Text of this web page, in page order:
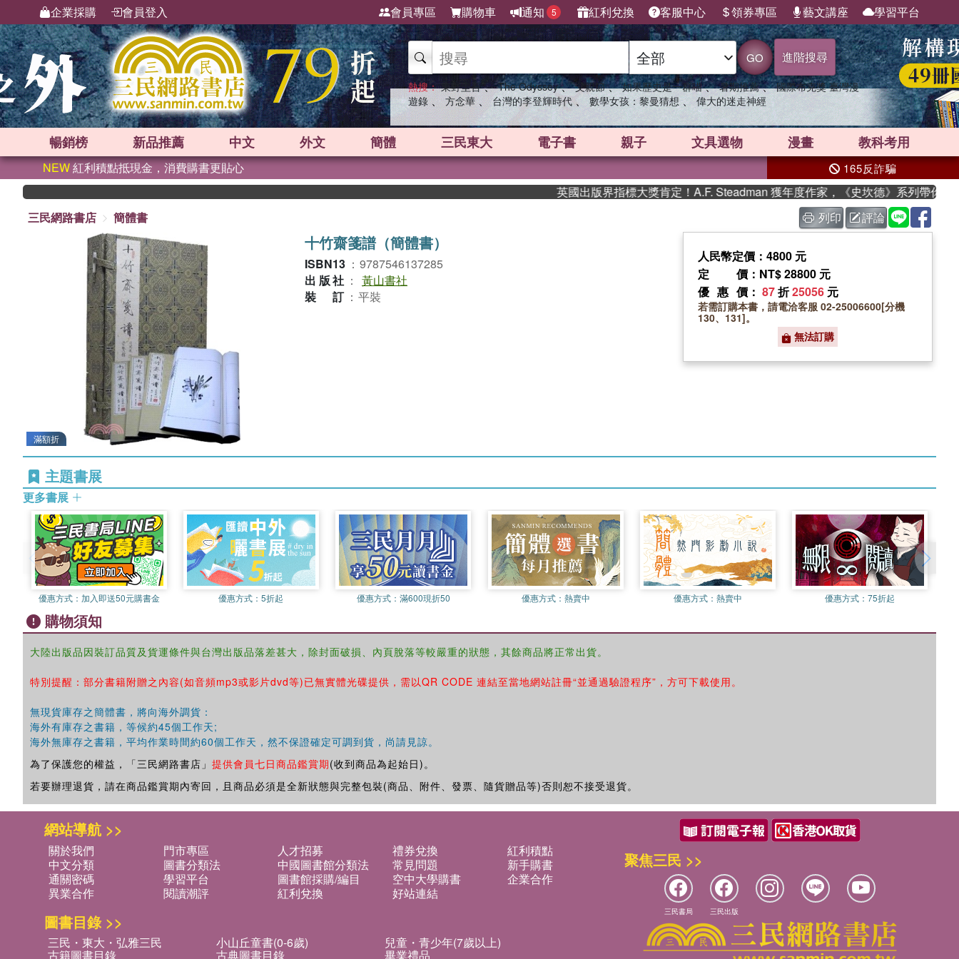
企業採購 會員登入 會員專區 購物車 通知 5 紅利兌換 客服中心 領券專區 藝文講座 學習平台
GO 進階搜尋
熱搜： 東野圭吾 、 The Odyssey 、 父親節 、 如果歷史是一群喵 、 暑期推薦 、 國際布克獎 臺灣漫
遊錄 、 方念華 、 台灣的李登輝時代 、 數學女孩：黎曼猜想 、 偉大的迷走神經
暢銷榜 新品推薦 中文 外文 簡體 三民東大 電子書 親子 文具選物 漫畫 教科考用
NEW紅利積點抵現金，消費購書更貼心 165反詐騙
英國出版界指標大獎肯定！A.F. Steadman 獲年度作家，《史坎德》系列帶你踏上熱
三民網路書店
簡體書 列印 評論
滿額折
十竹齋箋譜（簡體書）
ISBN13 ： 9787546137285
出版社 ： 黃山書社
裝訂 ： 平裝
人民幣定價：4800 元
定價 ：NT$ 28800 元
優惠價 ： 87折25056 元
若需訂購本書，請電洽客服 02-25006600[分機
130、131]。
無法訂購
主題書展
更多書展
優惠方式： 加入即送50元購書金 優惠方式：5折起 優惠方式： 滿600現折50 優惠方式： 熱賣中 優惠方式： 熱賣中 優惠方式：75折起
購物須知
大陸出版品因裝訂品質及貨運條件與台灣出版品落差甚大，除封面破損、內頁脫落等較嚴重的狀態，其餘商品將正常出貨。
特別提醒：部分書籍附贈之內容(如音頻mp3或影片dvd等)已無實體光碟提供，需以QR CODE 連結至當地網站註冊“並通過驗證程序”，方可下載使用。
無現貨庫存之簡體書，將向海外調貨：
海外有庫存之書籍，等候約45個工作天;
海外無庫存之書籍，平均作業時間約60個工作天，然不保證確定可調到貨，尚請見諒。
為了保護您的權益，「三民網路書店」 提供會員七日商品鑑賞期(收到商品為起始日)。
若要辦理退貨，請在商品鑑賞期內寄回，且商品必須是全新狀態與完整包裝(商品、附件、發票、隨貨贈品等)否則恕不接受退貨。
網站導航 >>
關於我們 門市專區 人才招募 禮券兌換
紅利積點
中文分類
圖書分類法 中國圖書館分類法 常見問題
新手購書
通關密碼
學習平台 圖書館採購/編目 空中大學購書
企業合作
異業合作
閱讀潮評 紅利兌換 好站連結
圖書目錄 >>
三民・東大・弘雅三民 小山丘童書(0-6歲) 兒童・青少年(7歲以上)
古籍圖書目錄 古典圖書目錄 畢業禮品
聚焦三民 >>
三民書局 三民出版